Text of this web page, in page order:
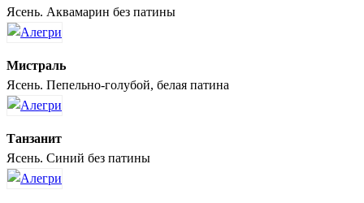
Ясень. Аквамарин без патины
Мистраль
Ясень. Пепельно-голубой, белая патина
Танзанит
Ясень. Синий без патины